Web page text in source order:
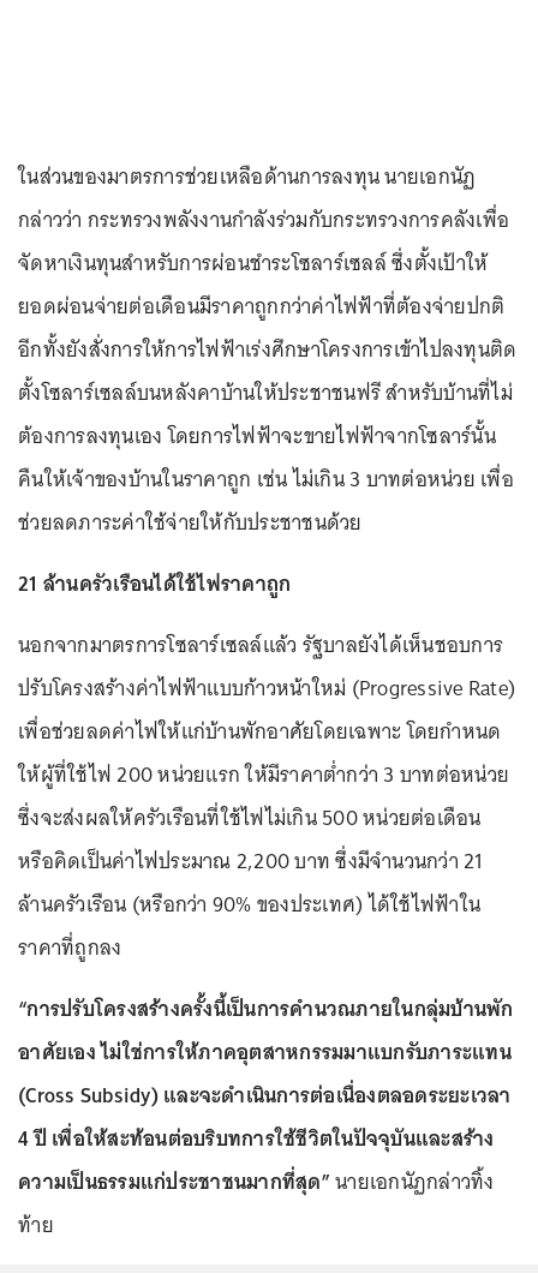
ในส่วนของมาตรการช่วยเหลือด้านการลงทุน นายเอกนัฏ
กล่าวว่า กระทรวงพลังงานกำลังร่วมกับกระทรวงการคลังเพื่อ
จัดหาเงินทุนสำหรับการผ่อนชำระโซลาร์เซลล์ ซึ่งตั้งเป้าให้
ยอดผ่อนจ่ายต่อเดือนมีราคาถูกกว่าค่าไฟฟ้าที่ต้องจ่ายปกติ
อีกทั้งยังสั่งการให้การไฟฟ้าเร่งศึกษาโครงการเข้าไปลงทุนติด
ตั้งโซลาร์เซลล์บนหลังคาบ้านให้ประชาชนฟรี สำหรับบ้านที่ไม่
ต้องการลงทุนเอง โดยการไฟฟ้าจะขายไฟฟ้าจากโซลาร์นั้น
คืนให้เจ้าของบ้านในราคาถูก เช่น ไม่เกิน 3 บาทต่อหน่วย เพื่อ
ช่วยลดภาระค่าใช้จ่ายให้กับประชาชนด้วย
21 ล้านครัวเรือนได้ใช้ไฟราคาถูก
นอกจากมาตรการโซลาร์เซลล์แล้ว รัฐบาลยังได้เห็นชอบการ
ปรับโครงสร้างค่าไฟฟ้าแบบก้าวหน้าใหม่ (Progressive Rate)
เพื่อช่วยลดค่าไฟให้แก่บ้านพักอาศัยโดยเฉพาะ โดยกำหนด
ให้ผู้ที่ใช้ไฟ 200 หน่วยแรก ให้มีราคาต่ำกว่า 3 บาทต่อหน่วย
ซึ่งจะส่งผลให้ครัวเรือนที่ใช้ไฟไม่เกิน 500 หน่วยต่อเดือน
หรือคิดเป็นค่าไฟประมาณ 2,200 บาท ซึ่งมีจำนวนกว่า 21
ล้านครัวเรือน (หรือกว่า 90% ของประเทศ) ได้ใช้ไฟฟ้าใน
ราคาที่ถูกลง
“การปรับโครงสร้างครั้งนี้เป็นการคำนวณภายในกลุ่มบ้านพัก
อาศัยเอง ไม่ใช่การให้ภาคอุตสาหกรรมมาแบกรับภาระแทน
(Cross Subsidy) และจะดำเนินการต่อเนื่องตลอดระยะเวลา
4 ปี เพื่อให้สะท้อนต่อบริบทการใช้ชีวิตในปัจจุบันและสร้าง
ความเป็นธรรมแก่ประชาชนมากที่สุด”นายเอกนัฏกล่าวทิ้ง
ท้าย